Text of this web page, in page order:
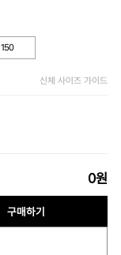
150
신체 사이즈 가이드
0원
구매하기